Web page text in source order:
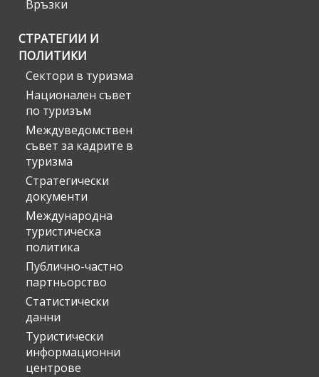
Връзки
СТРАТЕГИИ И
ПОЛИТИКИ
Сектори в туризма
Национален съвет
по туризъм
Междуведомствен
съвет за кадрите в
туризма
Стратегически
документи
Международна
туристическа
политика
Публично-частно
партньорство
Статистически
данни
Туристически
информационни
центрове